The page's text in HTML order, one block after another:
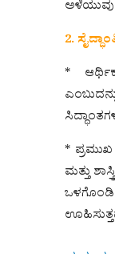
2.
*
*
ಮತ್ತು